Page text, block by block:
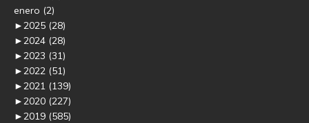
enero (2)
►2025 (28)
►2024 (28)
►2023 (31)
►2022 (51)
►2021 (139)
►2020 (227)
►2019 (585)